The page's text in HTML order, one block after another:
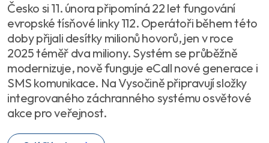
Česko si 11. února připomíná 22 let fungování
evropské tísňové linky 112. Operátoři během této
doby přijali desítky milionů hovorů, jen v roce
2025 téměř dva miliony. Systém se průběžně
modernizuje, nově funguje eCall nové generace i
SMS komunikace. Na Vysočině připravují složky
integrovaného záchranného systému osvětové
akce pro veřejnost.